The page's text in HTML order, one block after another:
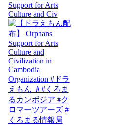
Support for Arts
Culture and Civ